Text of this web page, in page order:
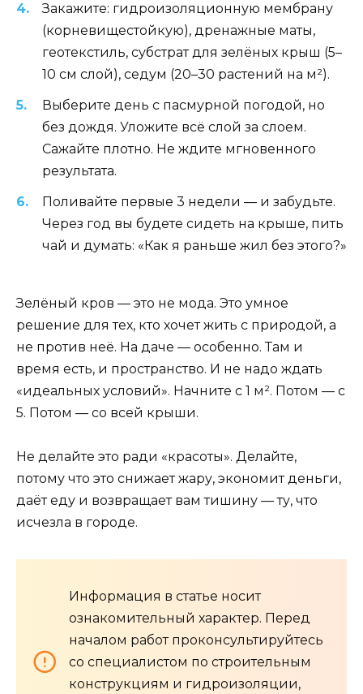
Закажите: гидроизоляционную мембрану
(корневищестойкую), дренажные маты,
геотекстиль, субстрат для зелёных крыш (5–
10 см слой), седум (20–30 растений на м²).
Выберите день с пасмурной погодой, но
без дождя. Уложите всё слой за слоем.
Сажайте плотно. Не ждите мгновенного
результата.
Поливайте первые 3 недели — и забудьте.
Через год вы будете сидеть на крыше, пить
чай и думать: «Как я раньше жил без этого?»
Зелёный кров — это не мода. Это умное
решение для тех, кто хочет жить с природой, а
не против неё. На даче — особенно. Там и
время есть, и пространство. И не надо ждать
«идеальных условий». Начните с 1 м². Потом — с
5. Потом — со всей крыши.
Не делайте это ради «красоты». Делайте,
потому что это снижает жару, экономит деньги,
даёт еду и возвращает вам тишину — ту, что
исчезла в городе.
Информация в статье носит
ознакомительный характер. Перед
началом работ проконсультируйтесь
со специалистом по строительным
конструкциям и гидроизоляции,